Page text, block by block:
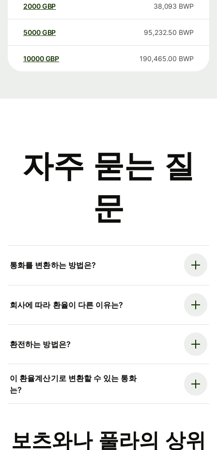
2000GBP 38,093 BWP
5000GBP 95,232.50 BWP
10000 GBP 190,465.00 BWP
자주 묻는 질
문
통화를 변환하는 방법은?
회사에 따라 환율이 다른 이유는?
환전하는 방법은?
이 환율계산기로 변환할 수 있는 통화
는?
보츠와나 풀라의 상위